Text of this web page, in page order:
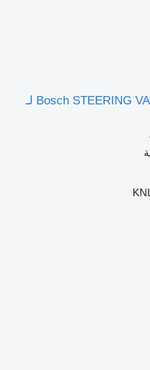
مضخة هيدروليكية Bosch STEERING VALVE 22822219 لـ